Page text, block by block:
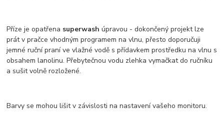
Příze je opatřena superwash úpravou - dokončený projekt lze
prát v pračce vhodným programem na vlnu, přesto doporučuji
jemné ruční praní ve vlažné vodě s přídavkem prostředku na vlnu s
obsahem lanolinu. Přebytečnou vodu zlehka vymačkat do ručníku
a sušit volně rozložené.
Barvy se mohou lišit v závislosti na nastavení vašeho monitoru.